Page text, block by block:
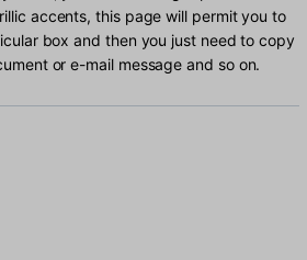
accents, this page will permit you to
box and then you just need to copy
or e-mail message and so on.